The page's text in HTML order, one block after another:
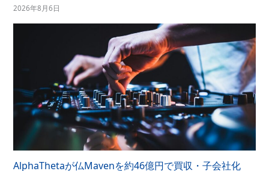
2026年8月6日
AlphaThetaが仏Mavenを約46億円で買収・子会社化